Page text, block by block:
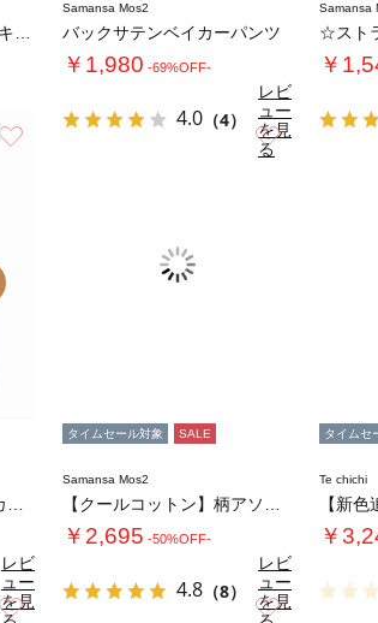
Samansa Mos2
バックサテンベイカーパンツ
￥1,980 -69%OFF-
4.0 （4）
レビ
ュー
を見
る
Samansa
☆スト
￥
お気に入り
レビ
ュー
を見
お気に入り
タイムセール対象 SALE
Samansa Mos2
￥2,695 -50%OFF-
4.8 （8）
レビ
ュー
を見
タイムセ
Te chichi
￥
お気に入り お気に入り